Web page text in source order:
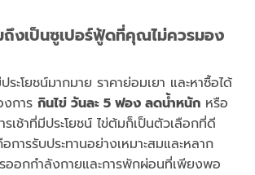
ถึงเป็นซูเปอร์ฟู้ดที่คุณไม่ควรมอง
ระโยชน์มากมาย ราคาย่อมเยา และหาซื้อได้
การ กินไข่ วันละ 5 ฟอง ลดน้ำหนัก หรือ
เช้าที่มีประโยชน์ ไข่ต้มก็เป็นตัวเลือกที่ดี
ารรับประทานอย่างเหมาะสมและหลาก
ออกกำลังกายและการพักผ่อนที่เพียงพอ